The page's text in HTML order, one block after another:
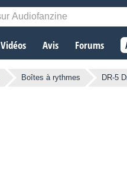
Vidéos Avis Forums
Boîtes à rythmes DR-5